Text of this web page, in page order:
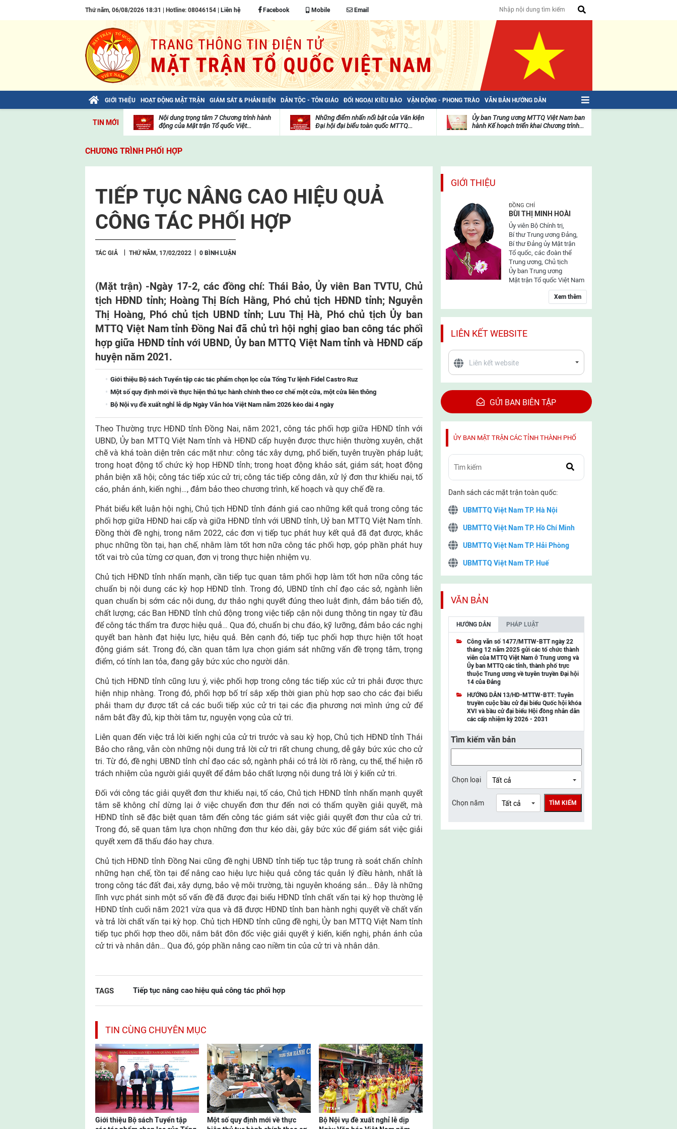
Thứ năm, 06/08/2026 18:31 | Hotline: 08046154 | Liên hệ Facebook Mobile Email
GIỚI THIỆU HOẠT ĐỘNG MẶT TRẬN GIÁM SÁT & PHẢN BIỆN DÂN TỘC - TÔN GIÁO ĐỐI NGOẠI KIỀU BÀO VẬN ĐỘNG - PHONG TRÀO VĂN BẢN HƯỚNG DẪN
TIN MỚI
Bài viết của Tổng Bí thư Tô Lâm: TIẾN
viện
Nội dung trọng tâm 7 Chương trình hành
động của Mặt trận Tổ quốc Việt...
Những điểm nhấn nổi bật của Văn kiện
Đại hội đại biểu toàn quốc MTTQ...
mặt
trận
Ủy ban Trung ương MTTQ Việt Nam ban
hành Kế hoạch triển khai Chương trình...
CHƯƠNG TRÌNH PHỐI HỢP
TIẾP TỤC NÂNG CAO HIỆU QUẢ
CÔNG TÁC PHỐI HỢP
TÁC GIẢ THỨ NĂM, 17/02/2022 0 BÌNH LUẬN
(Mặt trận) -Ngày 17-2, các đồng chí: Thái Bảo, Ủy viên Ban TVTU, Chủ
tịch HĐND tỉnh; Hoàng Thị Bích Hằng, Phó chủ tịch HĐND tỉnh; Nguyễn
Thị Hoàng, Phó chủ tịch UBND tỉnh; Lưu Thị Hà, Phó chủ tịch Ủy ban
MTTQ Việt Nam tỉnh Đồng Nai đã chủ trì hội nghị giao ban công tác phối
hợp giữa HĐND tỉnh với UBND, Ủy ban MTTQ Việt Nam tỉnh và HĐND cấp
huyện năm 2021.
Giới thiệu Bộ sách Tuyển tập các tác phẩm chọn lọc của Tổng Tư lệnh Fidel Castro Ruz
Một số quy định mới về thực hiện thủ tục hành chính theo cơ chế một cửa, một cửa liên thông
Bộ Nội vụ đề xuất nghỉ lễ dịp Ngày Văn hóa Việt Nam năm 2026 kéo dài 4 ngày
Theo Thường trực HĐND tỉnh Đồng Nai, năm 2021, công tác phối hợp giữa HĐND tỉnh với
UBND, Ủy ban MTTQ Việt Nam tỉnh và HĐND cấp huyện được thực hiện thường xuyên, chặt
chẽ và khá toàn diện trên các mặt như: công tác xây dựng, phổ biến, tuyên truyền pháp luật;
trong hoạt động tổ chức kỳ họp HĐND tỉnh; trong hoạt động khảo sát, giám sát; hoạt động
phản biện xã hội; công tác tiếp xúc cử tri; công tác tiếp công dân, xử lý đơn thư khiếu nại, tố
cáo, phản ánh, kiến nghị…, đảm bảo theo chương trình, kế hoạch và quy chế đề ra.
Phát biểu kết luận hội nghị, Chủ tịch HĐND tỉnh đánh giá cao những kết quả trong công tác
phối hợp giữa HĐND hai cấp và giữa HĐND tỉnh với UBND tỉnh, Uỷ ban MTTQ Việt Nam tỉnh.
Đồng thời đề nghị, trong năm 2022, các đơn vị tiếp tục phát huy kết quả đã đạt được, khắc
phục những tồn tại, hạn chế, nhằm làm tốt hơn nữa công tác phối hợp, góp phần phát huy
tốt vai trò của từng cơ quan, đơn vị trong thực hiện nhiệm vụ.
Chủ tịch HĐND tỉnh nhấn mạnh, cần tiếp tục quan tâm phối hợp làm tốt hơn nữa công tác
chuẩn bị nội dung các kỳ họp HĐND tỉnh. Trong đó, UBND tỉnh chỉ đạo các sở, ngành liên
quan chuẩn bị sớm các nội dung, dự thảo nghị quyết đúng theo luật định, đảm bảo tiến độ,
chất lượng; các Ban HĐND tỉnh chủ động trong việc tiếp cận nội dung thông tin ngay từ đầu
để công tác thẩm tra được hiệu quả… Qua đó, chuẩn bị chu đáo, kỹ lưỡng, đảm bảo các nghị
quyết ban hành đạt hiệu lực, hiệu quả. Bên cạnh đó, tiếp tục phối hợp thực hiện tốt hoạt
động giám sát. Trong đó, cần quan tâm lựa chọn giám sát những vấn đề trọng tâm, trọng
điểm, có tính lan tỏa, đang gây bức xúc cho người dân.
Chủ tịch HĐND tỉnh cũng lưu ý, việc phối hợp trong công tác tiếp xúc cử tri phải được thực
hiện nhịp nhàng. Trong đó, phối hợp bố trí sắp xếp thời gian phù hợp sao cho các đại biểu
phải tham dự được tất cả các buổi tiếp xúc cử tri tại các địa phương nơi mình ứng cử để
nắm bắt đầy đủ, kịp thời tâm tư, nguyện vọng của cử tri.
Liên quan đến việc trả lời kiến nghị của cử tri trước và sau kỳ họp, Chủ tịch HĐND tỉnh Thái
Bảo cho rằng, vẫn còn những nội dung trả lời cử tri rất chung chung, dễ gây bức xúc cho cử
tri. Từ đó, đề nghị UBND tỉnh chỉ đạo các sở, ngành phải có trả lời rõ ràng, cụ thể, thể hiện rõ
trách nhiệm của người giải quyết để đảm bảo chất lượng nội dung trả lời ý kiến cử tri.
Đối với công tác giải quyết đơn thư khiếu nại, tố cáo, Chủ tịch HĐND tỉnh nhấn mạnh quyết
tâm sẽ không chỉ dừng lại ở việc chuyển đơn thư đến nơi có thẩm quyền giải quyết, mà
HĐND tỉnh sẽ đặc biệt quan tâm đến công tác giám sát việc giải quyết đơn thư của cử tri.
Trong đó, sẽ quan tâm lựa chọn những đơn thư kéo dài, gây bức xúc để giám sát việc giải
quyết xem đã thấu đáo hay chưa.
Chủ tịch HĐND tỉnh Đồng Nai cũng đề nghị UBND tỉnh tiếp tục tập trung rà soát chấn chỉnh
những hạn chế, tồn tại để nâng cao hiệu lực hiệu quả công tác quản lý điều hành, nhất là
trong công tác đất đai, xây dựng, bảo vệ môi trường, tài nguyên khoáng sản… Đây là những
lĩnh vực phát sinh một số vấn đề đã được đại biểu HĐND tỉnh chất vấn tại kỳ họp thường lệ
HĐND tỉnh cuối năm 2021 vừa qua và đã được HĐND tỉnh ban hành nghị quyết về chất vấn
và trả lời chất vấn tại kỳ họp. Chủ tịch HĐND tỉnh cũng đề nghị, Ủy ban MTTQ Việt Nam tỉnh
tiếp tục phối hợp theo dõi, nắm bắt đôn đốc việc giải quyết ý kiến, kiến nghị, phản ánh của
cử tri và nhân dân… Qua đó, góp phần nâng cao niềm tin của cử tri và nhân dân.
TAGS Tiếp tục nâng cao hiệu quả công tác phối hợp
TIN CÙNG CHUYÊN MỤC
Giới thiệu Bộ sách Tuyển tập
Một số quy định mới về thực
Bộ Nội vụ đề xuất nghỉ lễ dịp
GIỚI THIỆU
ĐỒNG CHÍ
BÙI THỊ MINH HOÀI
Ủy viên Bộ Chính trị,
Bí thư Trung ương Đảng,
Bí thư Đảng ủy Mặt trận
Tổ quốc, các đoàn thể
Trung ương, Chủ tịch
Ủy ban Trung ương
Mặt trận Tổ quốc Việt Nam
Xem thêm
LIÊN KẾT WEBSITE
GỬI BAN BIÊN TẬP
ỦY BAN MẶT TRẬN CÁC TỈNH THÀNH PHỐ
Danh sách các mặt trận toàn quốc:
UBMTTQ Việt Nam TP. Hà Nội
UBMTTQ Việt Nam TP. Hồ Chí Minh
UBMTTQ Việt Nam TP. Hải Phòng
UBMTTQ Việt Nam TP. Huế
UBMTTQ Việt Nam TP. Cần Thơ
UBMTTQ Việt Nam tỉnh Quảng Ninh
UBMTTQ Việt Nam tỉnh Cao Bằng
UBMTTQ Việt Nam tỉnh Lạng Sơn
UBMTTQ Việt Nam tỉnh Lai Châu
UBMTTQ Việt Nam tỉnh Điện Biên
UBMTTQ Việt Nam tỉnh Sơn La
UBMTTQ Việt Nam tỉnh Thanh Hóa
UBMTTQ Việt Nam tỉnh Nghệ An
UBMTTQ Việt Nam tỉnh Lào Cai
UBMTTQ Việt Nam tỉnh Thái Nguyên
VĂN BẢN
HƯỚNG DẪN PHÁP LUẬT
Công văn số 1477/MTTW-BTT ngày 22
tháng 12 năm 2025 gửi các tổ chức thành
viên của MTTQ Việt Nam ở Trung ương và
Ủy ban MTTQ các tỉnh, thành phố trực
thuộc Trung ương về tuyên truyền Đại hội
14 của Đảng
HƯỚNG DẪN 13/HD-MTTW-BTT: Tuyên
truyền cuộc bầu cử đại biểu Quốc hội khóa
XVI và bầu cử đại biểu Hội đồng nhân dân
các cấp nhiệm kỳ 2026 - 2031
Tìm kiếm văn bản
Chọn loại
Chọn năm TÌM KIẾM